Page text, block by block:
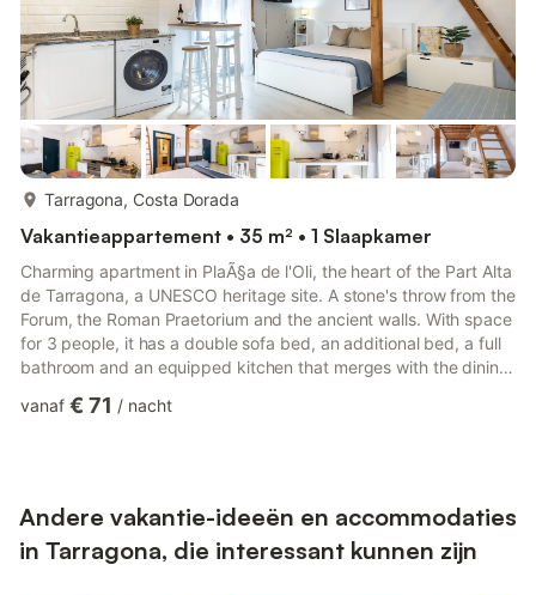
Tarragona, Costa Dorada
Vakantieappartement • 35 m² • 1 Slaapkamer
Charming apartment in PlaÃ§a de l'Oli, the heart of the Part Alta
de Tarragona, a UNESCO heritage site. A stone's throw from the
Forum, the Roman Praetorium and the ancient walls. With space
for 3 people, it has a double sofa bed, an additional bed, a full
bathroom and an equipped kitchen that merges with the dining
Comfort guaranteed with air conditioning and Wi-Fi. Just 10'
vanaf € 71 / nacht
Andere vakantie-ideeën en accommodaties
in Tarragona, die interessant kunnen zijn